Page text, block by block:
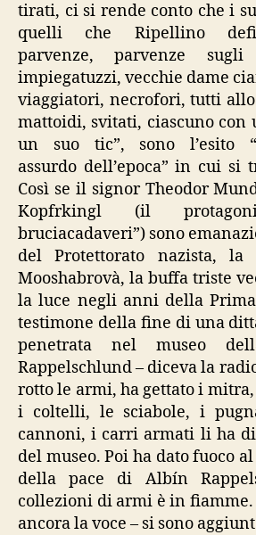
tirati, ci si rende conto che i
quelli che Ripellino
parvenze, parvenze
impiegatuzzi, vecchie dame
viaggiatori, necrofori, tutti allo
mattoidi, svitati, ciascuno con
un suo tic”, sono l’esito
assurdo dell’epoca” in cui si
Così se il signor Theodor
Kopfrkingl (il
bruciacadaveri”) sono
del Protettorato nazista, la
Mooshabrovà, la buffa triste
la luce negli anni della
testimone della fine di una
penetrata nel museo
Rappelschlund – diceva la
rotto le armi, ha gettato i
i coltelli, le sciabole, i
cannoni, i carri armati li ha
del museo. Poi ha dato fuoco
della pace di Albín
collezioni di armi è in fiamme.
ancora la voce – si sono